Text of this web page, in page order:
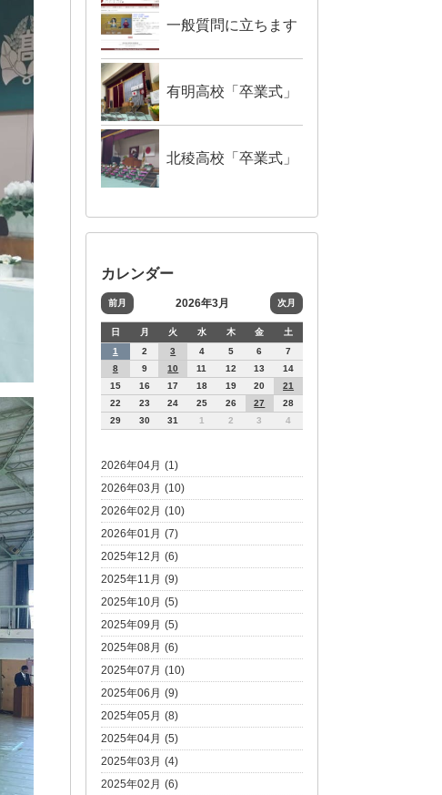
一般質問に立ちます
有明高校「卒業式」
北稜高校「卒業式」
カレンダー
前月 2026年3月 次月
日 月 火 水 木 金
土
1
2 3 4 5 6
7
8
9 10 11 12 13
14
15
16 17 18 19 20
21
22
23 24 25 26 27
28
29
30 31 1 2 3 4
2026年04月 (1)
2026年03月 (10)
2026年02月 (10)
2026年01月 (7)
2025年12月 (6)
2025年11月 (9)
2025年10月 (5)
2025年09月 (5)
2025年08月 (6)
2025年07月 (10)
2025年06月 (9)
2025年05月 (8)
2025年04月 (5)
2025年03月 (4)
2025年02月 (6)